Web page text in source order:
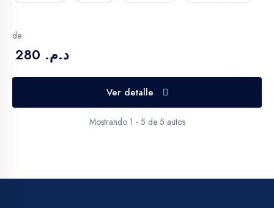
de
د.م. 280
Ver detalle
Mostrando 1 - 5 de 5 autos